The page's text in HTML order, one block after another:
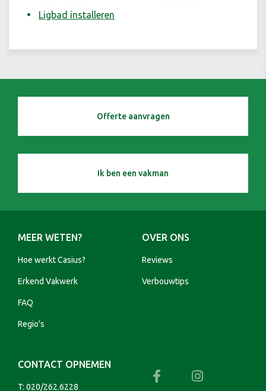
Ligbad installeren
Offerte aanvragen
Ik ben een vakman
MEER WETEN?
Hoe werkt Casius?
Erkend Vakwerk
FAQ
Regio's
OVER ONS
Reviews
Verbouwtips
CONTACT OPNEMEN
T: 020/262.6228